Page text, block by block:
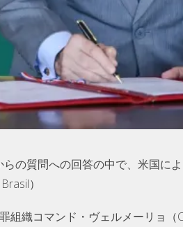
の質問への回答の中で、米国に
）
組織コマンド・ヴェルメーリョ